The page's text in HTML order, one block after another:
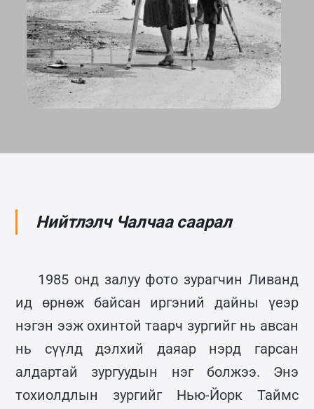
Нийтлэлч Чалчаа саарал
1985 онд залуу фото зурагчин Ливанд
ид өрнөж байсан иргэний дайны үеэр
нэгэн ээж охинтой таарч зургийг нь авсан
нь сүүлд дэлхий даяар нэрд гарсан
алдартай зургуудын нэг болжээ. Энэ
тохиолдлын зургийг Нью-Йорк Таймс